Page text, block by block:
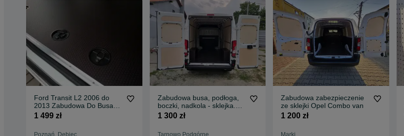
Ford Transit L2 2006 do
2013 Zabudowa Do Busa
Podłoga Sklejka
1 499 zł
Poznań, Dębiec
Zabudowa busa, podłoga,
boczki, nadkola - sklejka.
Fiat Ducato
1 300 zł
Tarnowo Podgórne
Zabudowa zabezpieczenie
ze sklejki Opel Combo van
1 200 zł
Marki